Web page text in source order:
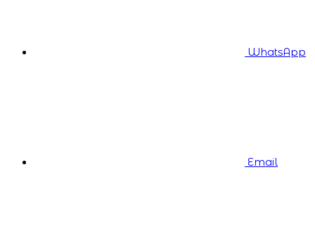
WhatsApp
Email